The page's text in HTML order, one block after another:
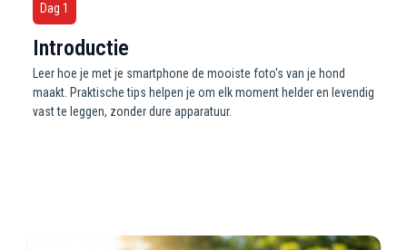
Dag 1
Introductie
Leer hoe je met je smartphone de mooiste foto's van je hond
maakt. Praktische tips helpen je om elk moment helder en levendig
vast te leggen, zonder dure apparatuur.